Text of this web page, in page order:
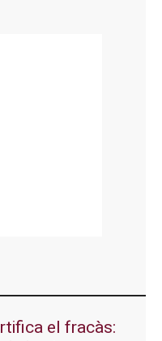
el fracàs: